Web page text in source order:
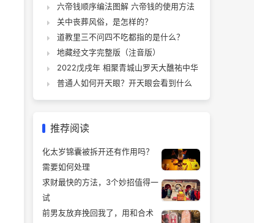
六帝钱顺序编法图解 六帝钱的使用方法
关中丧葬风俗，是怎样的？
道教里三不问四不吃都指的是什么？
地藏经文字完整版（注音版）
2022戊戌年 相聚青城山罗天大醮祐中华
普通人如何开天眼？开天眼会看到什么
推荐阅读
化太岁锦囊被拆开还有作用吗？
需要如何处理
求财最快的方法，3个妙招值得一
试
前男友放弃挽回我了，用和合术